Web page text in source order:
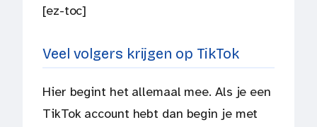
[ez-toc]
Veel volgers krijgen op TikTok
Hier begint het allemaal mee. Als je een
TikTok account hebt dan begin je met